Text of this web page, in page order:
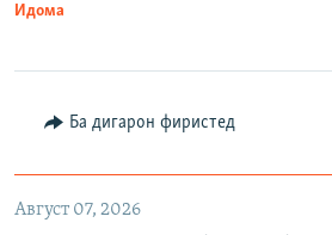
Идома
Ба дигарон фиристед
Август 07, 2026